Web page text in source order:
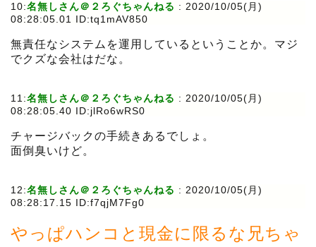
10:名無しさん＠２ろぐちゃんねる : 2020/10/05(月)
08:28:05.01 ID:tq1mAV850
無責任なシステムを運用しているということか。マジ
でクズな会社はだな。
11:名無しさん＠２ろぐちゃんねる : 2020/10/05(月)
08:28:05.40 ID:jlRo6wRS0
チャージバックの手続きあるでしょ。
面倒臭いけど。
12:名無しさん＠２ろぐちゃんねる : 2020/10/05(月)
08:28:17.15 ID:f7qjM7Fg0
やっぱハンコと現金に限るな兄ちゃ